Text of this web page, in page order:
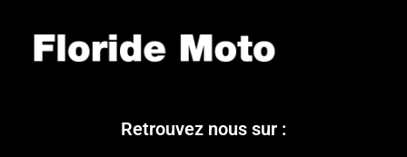
Retrouvez nous sur :